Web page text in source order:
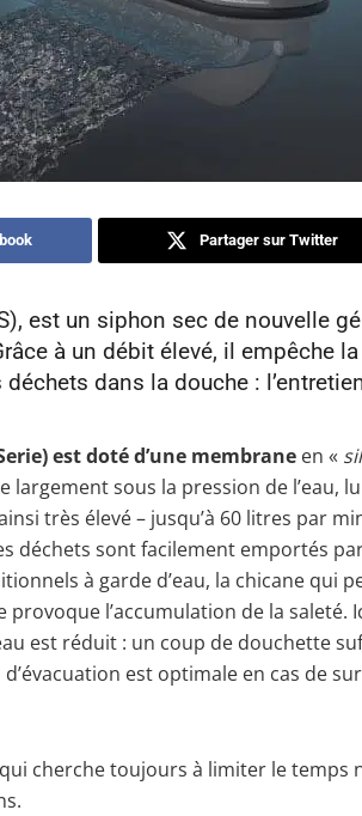
Partager sur Twitter
est un siphon sec de nouvelle
à un débit élevé, il empêche
dans la douche :
est doté d’une membrane en «
largement sous la pression de l’eau,
très élevé – jusqu’à 60 litres par
déchets sont facilement emportés
à garde d’eau, la chicane qui
l’accumulation de la saleté.
est réduit : un coup de douchette
est optimale en cas de
cherche toujours à limiter le temps